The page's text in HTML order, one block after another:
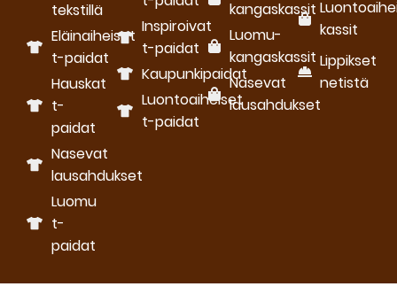
tekstillä
Eläinaiheiset
t-paidat
Hauskat
t-
paidat
Nasevat
lausahdukset
Luomu
t-
paidat
Inspiroivat
t-paidat
Kaupunkipaidat
Luontoaiheiset
t-paidat
kangaskassit
Luomu­
kangaskassit
Nasevat
lausahdukset
kassit
Lippikset
netistä